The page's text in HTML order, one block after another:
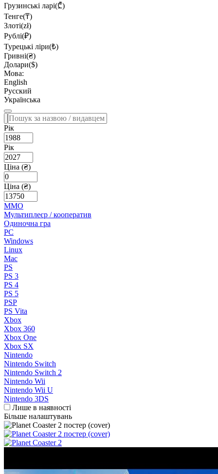
Грузинські ларі(₾)
Тенге(₸)
Злоті(zł)
Рублі(₽)
Турецькі ліри(₺)
Гривні(₴)
Долари($)
Мова:
English
Русский
Українська
Рік
Рік
Ціна (₴)
Ціна (₴)
MMO
Мультиплеєр / кооператив
Одиночна гра
PC
Windows
Linux
Mac
PS
PS 3
PS 4
PS 5
PSP
PS Vita
Xbox
Xbox 360
Xbox One
Xbox SX
Nintendo
Nintendo Switch
Nintendo Switch 2
Nintendo Wii
Nintendo Wii U
Nintendo 3DS
Лише в наявності
Більше налаштувань